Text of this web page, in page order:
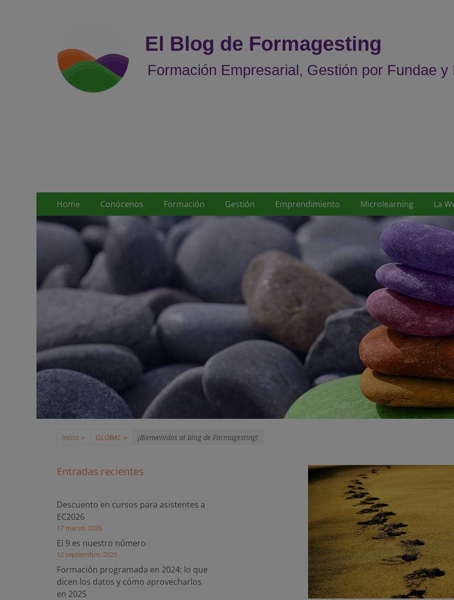
El Blog de Formagesting
Formación Empresarial, Gestión por Fundae y
Menú
principal
contenido
Home Conócenos Formación Gestión Emprendimiento Microlearning La
Inicio » GLOBAL » ¡Bienvenidos al blog de Formagesting!
Entradas recientes
Descuento en cursos para asistentes a
EC2026
17 marzo, 2026
El 9 es nuestro número
12 septiembre, 2025
Formación programada en 2024: lo que
dicen los datos y cómo aprovecharlos
en 2025